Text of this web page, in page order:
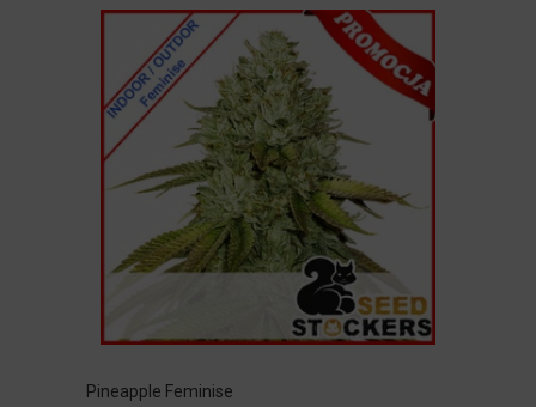
Pineapple Feminise